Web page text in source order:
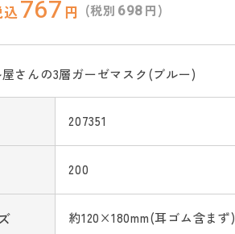
込767 円 (税別 698円)
さんの3層ガーゼマスク(ブルー)
207351
200
約120×180mm(耳ゴム含まず)